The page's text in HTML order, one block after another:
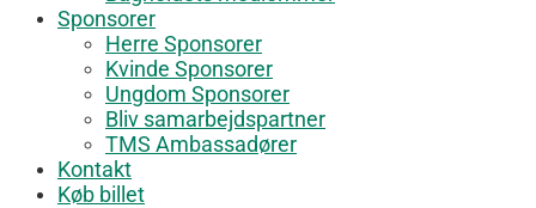
Sponsorer
Herre Sponsorer
Kvinde Sponsorer
Ungdom Sponsorer
Bliv samarbejdspartner
TMS Ambassadører
Kontakt
Køb billet